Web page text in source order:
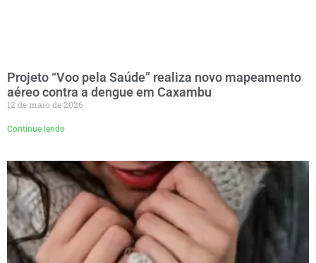
Projeto “Voo pela Saúde” realiza novo mapeamento
aéreo contra a dengue em Caxambu
12 de maio de 2026
Continue lendo